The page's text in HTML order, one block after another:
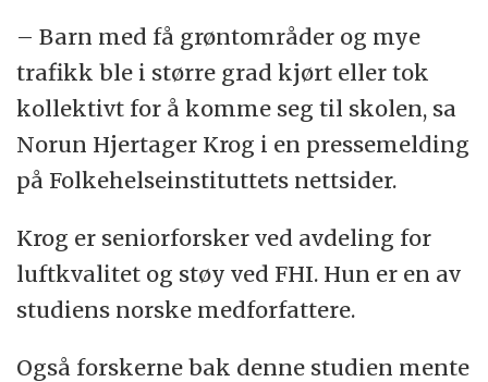
– Barn med få grøntområder og mye
trafikk ble i større grad kjørt eller tok
kollektivt for å komme seg til skolen, sa
Norun Hjertager Krog i en pressemelding
på Folkehelseinstituttets nettsider.
Krog er seniorforsker ved avdeling for
luftkvalitet og støy ved FHI. Hun er en av
studiens norske medforfattere.
Også forskerne bak denne studien mente